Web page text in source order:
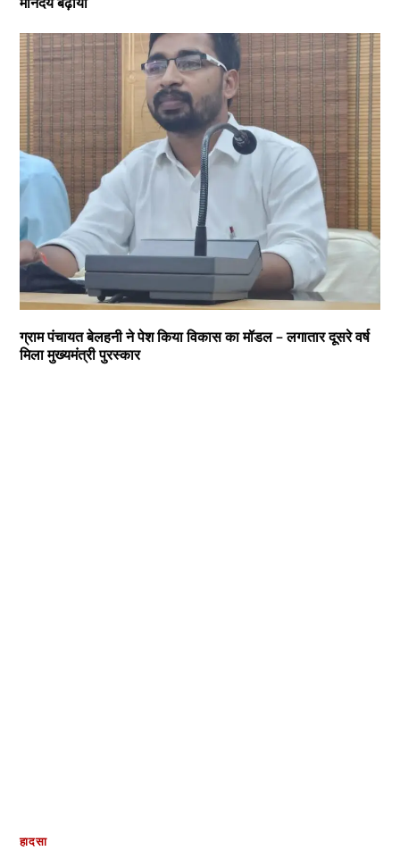
ग्राम पंचायत बेलहनी ने पेश किया विकास का मॉडल – लगातार दूसरे वर्ष
मिला मुख्यमंत्री पुरस्कार
हादसा